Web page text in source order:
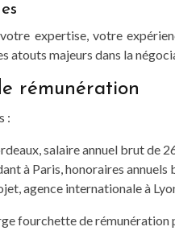
expertise, votre
atouts majeurs dans la
rémunération
:
salaire annuel brut de
à Paris, honoraires
agence internationale à
fourchette de